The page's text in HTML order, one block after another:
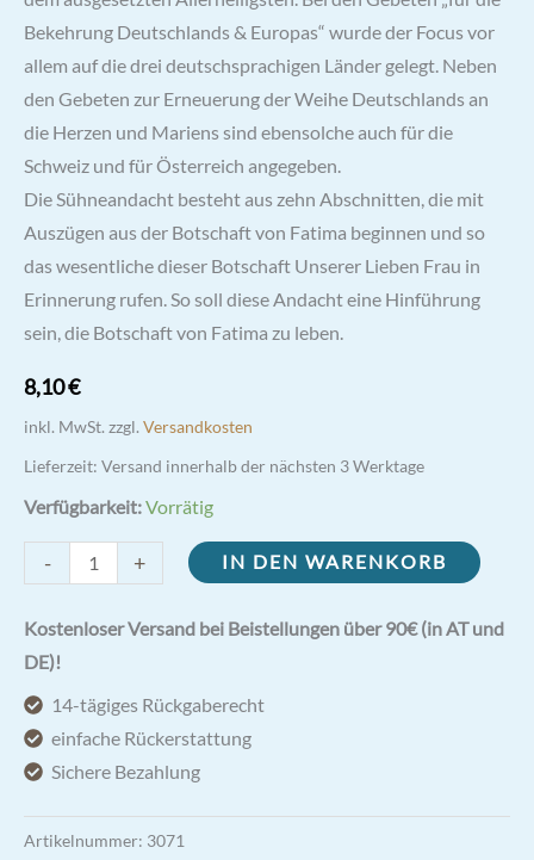
Bekehrung Deutschlands & Europas“ wurde der Focus vor
allem auf die drei deutschsprachigen Länder gelegt. Neben
den Gebeten zur Erneuerung der Weihe Deutschlands an
die Herzen und Mariens sind ebensolche auch für die
Schweiz und für Österreich angegeben.
Die Sühneandacht besteht aus zehn Abschnitten, die mit
Auszügen aus der Botschaft von Fatima beginnen und so
das wesentliche dieser Botschaft Unserer Lieben Frau in
Erinnerung rufen. So soll diese Andacht eine Hinführung
sein, die Botschaft von Fatima zu leben.
8,10€
inkl. MwSt. zzgl. Versandkosten
Lieferzeit: Versand innerhalb der nächsten 3 Werktage
Verfügbarkeit:Vorrätig
-
Sühneandacht
zu
den
vereinten
Herzen
Jesu
Mariens
+ IN DEN WARENKORB
Kostenloser Versand bei Beistellungen über 90€ (in AT und
DE)!
14-tägiges Rückgaberecht
einfache Rückerstattung
Sichere Bezahlung
Artikelnummer: 3071